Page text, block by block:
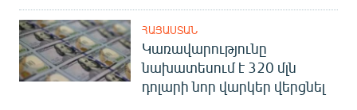
ՀԱՅԱՍՏԱՆ
Կառավարությունը
նախատեսում է 320 մլն
դոլարի նոր վարկեր վերցնել